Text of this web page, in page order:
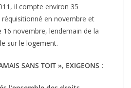
il compte environ 35
en novembre et
16 novembre, lendemain de la
sur le logement.
SANS TOIT », EXIGEONS :